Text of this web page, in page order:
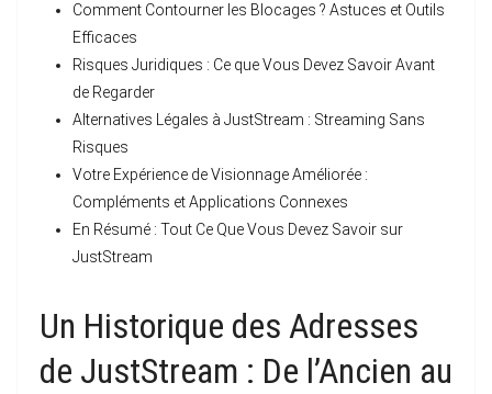
Comment Contourner les Blocages ? Astuces et Outils
Efficaces
Risques Juridiques : Ce que Vous Devez Savoir Avant
de Regarder
Alternatives Légales à JustStream : Streaming Sans
Risques
Votre Expérience de Visionnage Améliorée :
Compléments et Applications Connexes
En Résumé : Tout Ce Que Vous Devez Savoir sur
JustStream
Un Historique des Adresses
de JustStream : De l’Ancien au